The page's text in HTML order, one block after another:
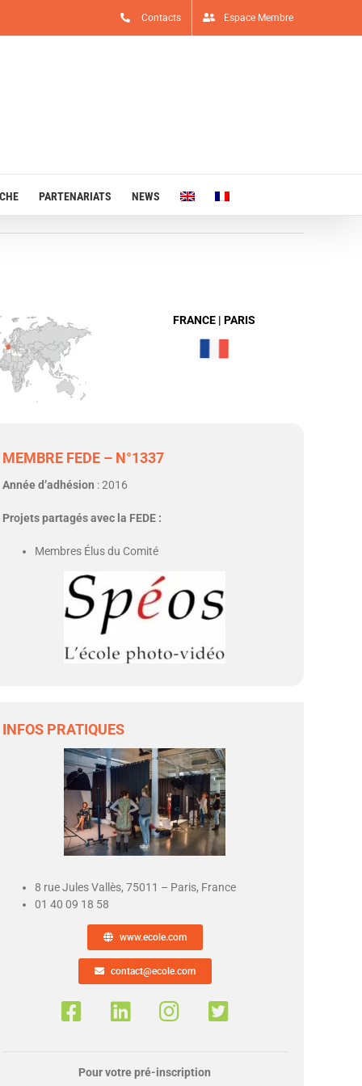
Contacts Espace Membre
PARTENARIATS NEWS
FRANCE | PARIS
MEMBRE FEDE – N°1337
Année d’adhésion : 2016
Projets partagés avec la FEDE :
Membres Élus du Comité
INFOS PRATIQUES
8 rue Jules Vallès, 75011 – Paris, France
01 40 09 18 58
www.ecole.com
contact@ecole.com
Pour votre pré-inscription